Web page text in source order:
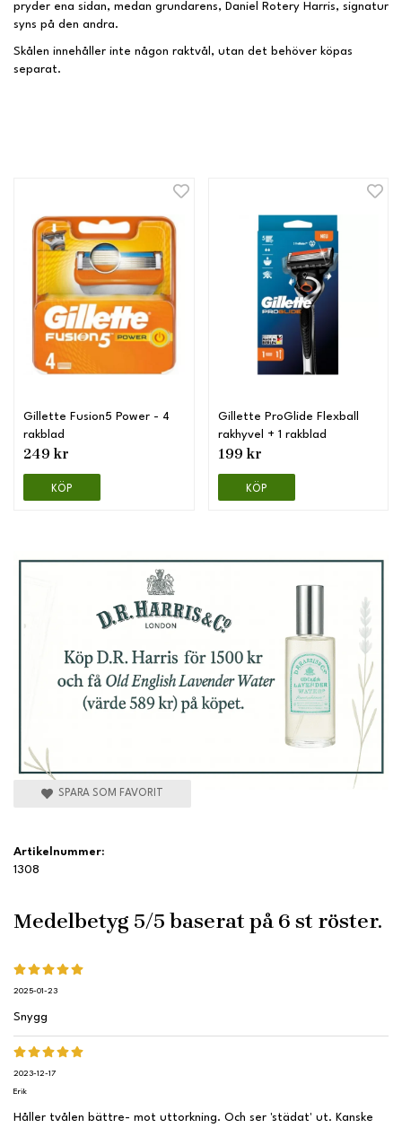
pryder ena sidan, medan grundarens, Daniel Rotery Harris, signatur
syns på den andra.
Skålen innehåller inte någon raktvål, utan det behöver köpas
separat.
Gillette Fusion5 Power - 4
rakblad
249 kr
KÖP
Gillette ProGlide Flexball
rakhyvel + 1 rakblad
199 kr
KÖP
SPARA SOM FAVORIT
Artikelnummer:
1308
Medelbetyg 5/5 baserat på 6 st röster.
2025-01-23
Snygg
2023-12-17
Erik
Håller tvålen bättre- mot uttorkning. Och ser 'städat' ut. Kanske